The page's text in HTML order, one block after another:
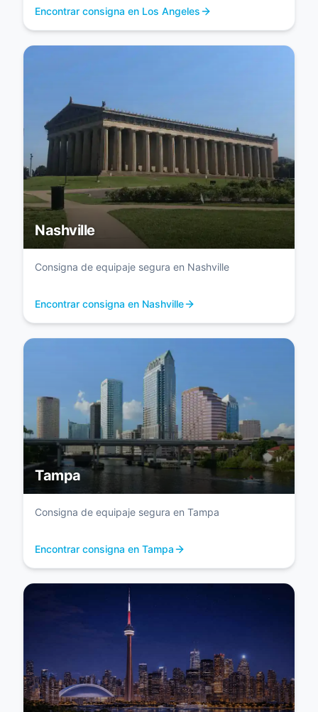
Encontrar consigna en Los Angeles
Nashville
Consigna de equipaje segura en Nashville
Encontrar consigna en Nashville
Tampa
Consigna de equipaje segura en Tampa
Encontrar consigna en Tampa